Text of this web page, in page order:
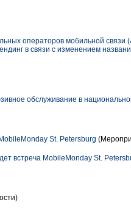
операторов мобильной связи
в связи с изменением
обслуживание в
St. Petersburg
встреча MobileMonday St.